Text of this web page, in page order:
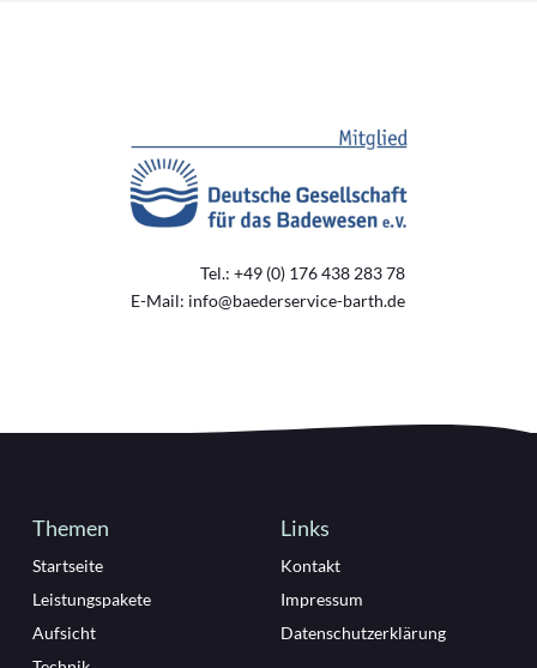
Tel.: +49 (0) 176 438 283 78
E-Mail: info@baederservice-barth.de
Themen
Startseite
Leistungspakete
Aufsicht
Links
Kontakt
Impressum
Datenschutzerklärung